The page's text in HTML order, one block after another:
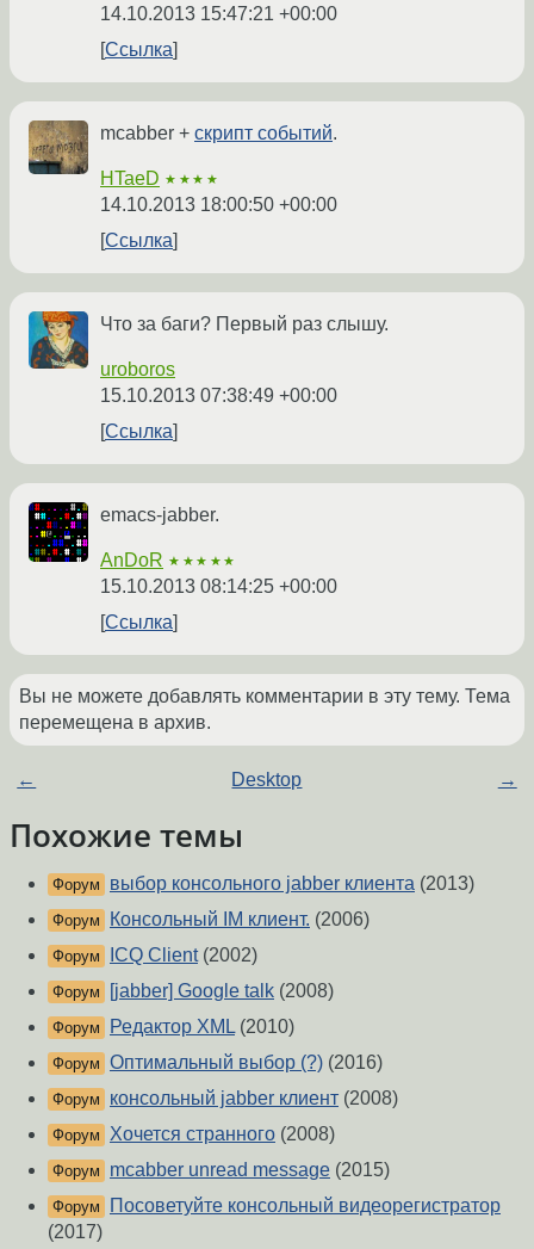
14.10.2013 15:47:21 +00:00
Ссылка
mcabber + скрипт событий.
HTaeD ★★★★
14.10.2013 18:00:50 +00:00
Ссылка
Что за баги? Первый раз слышу.
uroboros
15.10.2013 07:38:49 +00:00
Ссылка
emacs-jabber.
AnDoR ★★★★★
15.10.2013 08:14:25 +00:00
Ссылка
Вы не можете добавлять комментарии в эту тему. Тема
перемещена в архив.
← Desktop →
Похожие темы
Форум выбор консольного jabber клиента (2013)
Форум Консольный IM клиент. (2006)
Форум ICQ Client(2002)
Форум [jabber] Google talk (2008)
Форум Редактор XML (2010)
Форум Оптимальный выбор (?) (2016)
Форум консольный jabber клиент (2008)
Форум Хочется странного (2008)
Форум mcabber unread message (2015)
Форум
Посоветуйте консольный видеорегистратор
(2017)